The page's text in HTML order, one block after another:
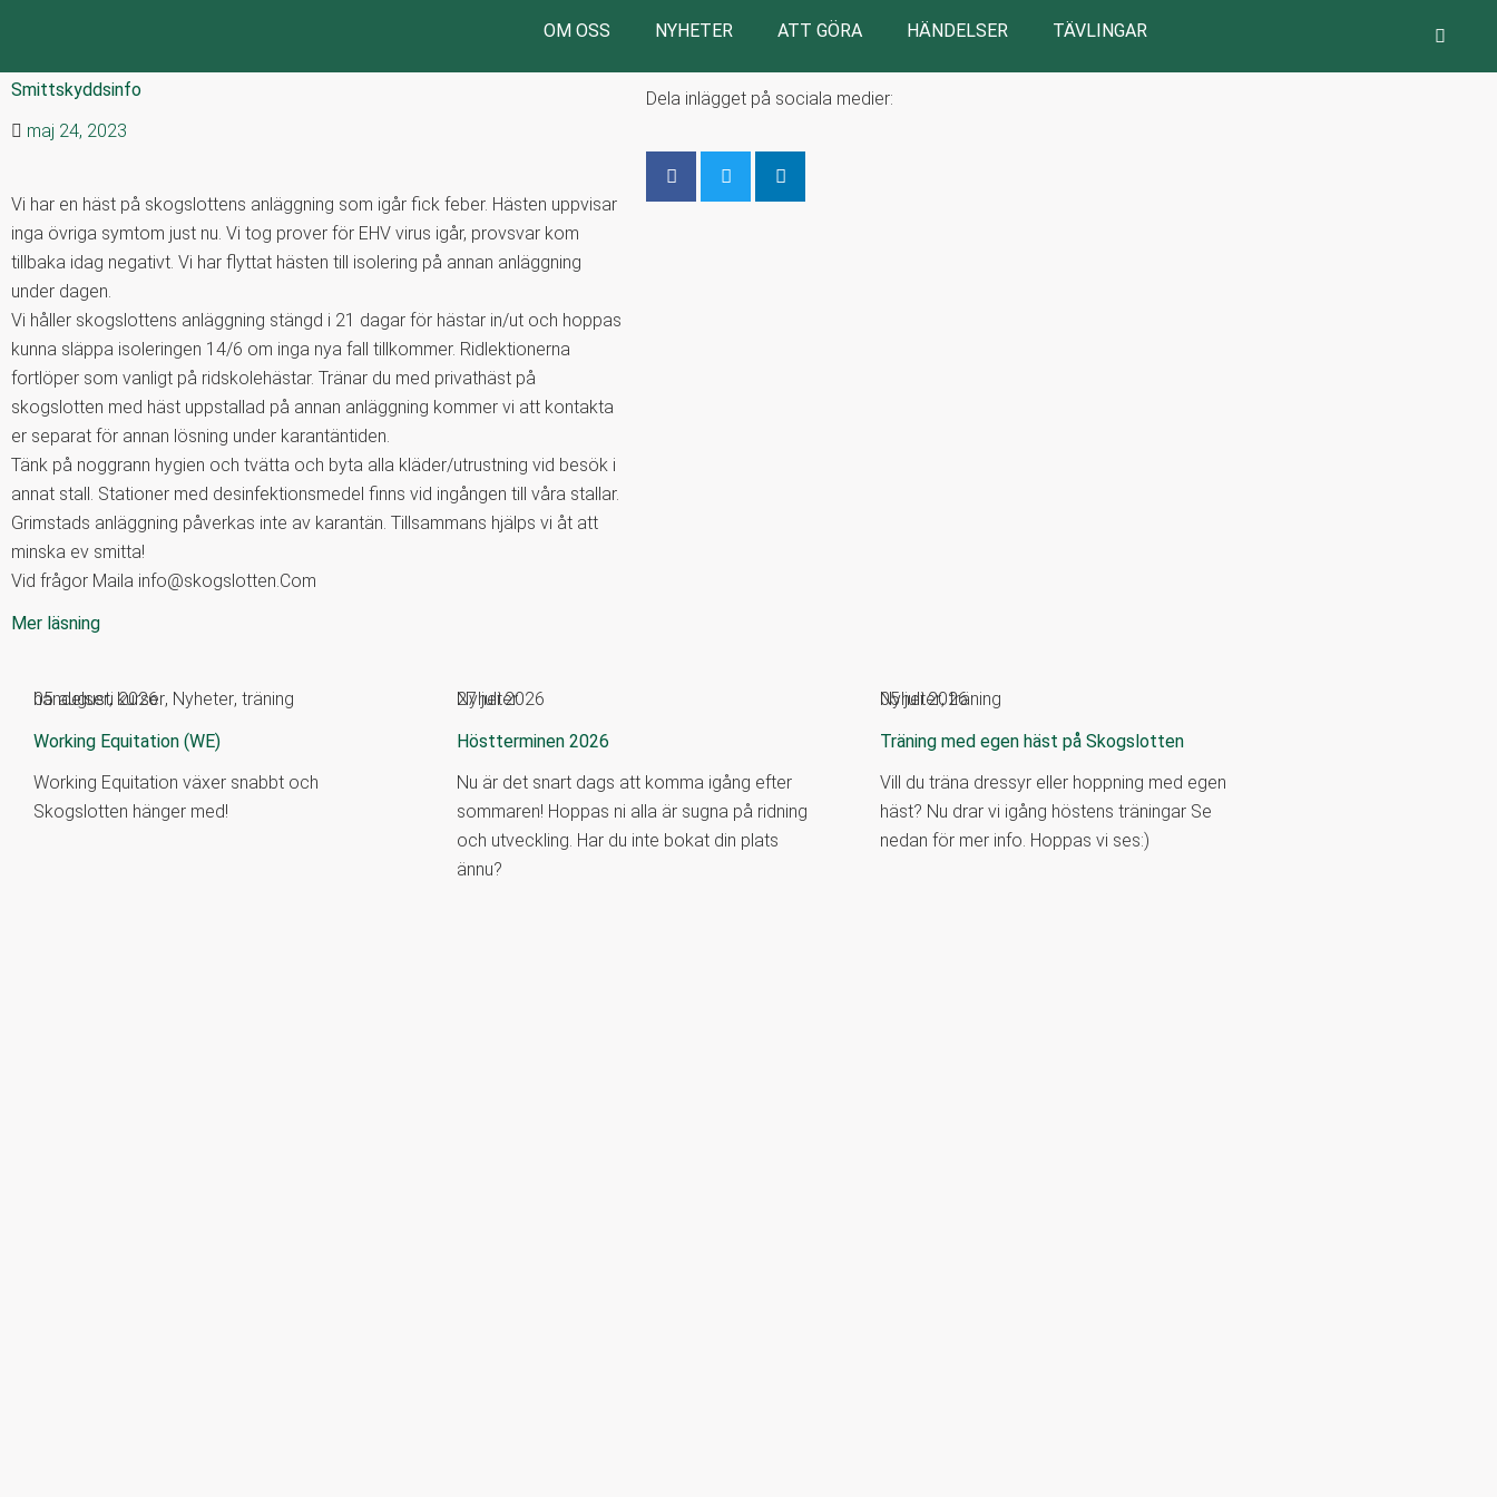
OM OSS NYHETER ATT GÖRA HÄNDELSER TÄVLINGAR
Smittskyddsinfo
maj 24, 2023
Vi har en häst på skogslottens anläggning som igår fick feber. Hästen uppvisar
inga övriga symtom just nu. Vi tog prover för EHV virus igår, provsvar kom
tillbaka idag negativt. Vi har flyttat hästen till isolering på annan anläggning
under dagen.
Vi håller skogslottens anläggning stängd i 21 dagar för hästar in/ut och hoppas
kunna släppa isoleringen 14/6 om inga nya fall tillkommer. Ridlektionerna
fortlöper som vanligt på ridskolehästar. Tränar du med privathäst på
skogslotten med häst uppstallad på annan anläggning kommer vi att kontakta
er separat för annan lösning under karantäntiden.
Tänk på noggrann hygien och tvätta och byta alla kläder/utrustning vid besök i
annat stall. Stationer med desinfektionsmedel finns vid ingången till våra stallar.
Grimstads anläggning påverkas inte av karantän. Tillsammans hjälps vi åt att
minska ev smitta!
Vid frågor Maila info@skogslotten.Com
Dela inlägget på sociala medier:
Mer läsning
händelser, kurser, Nyheter, träning
Working Equitation (WE)
Working Equitation växer snabbt och
Skogslotten hänger med!
05 augusti 2026
Nyheter
Höstterminen 2026
Nu är det snart dags att komma igång efter
sommaren! Hoppas ni alla är sugna på ridning
och utveckling. Har du inte bokat din plats
ännu?
27 juli 2026 Nyheter, träning
Träning med egen häst på Skogslotten
Vill du träna dressyr eller hoppning med egen
häst? Nu drar vi igång höstens träningar Se
nedan för mer info. Hoppas vi ses:)
05 juli 2026